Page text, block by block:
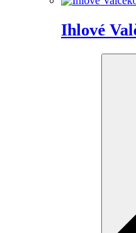
Ihlové